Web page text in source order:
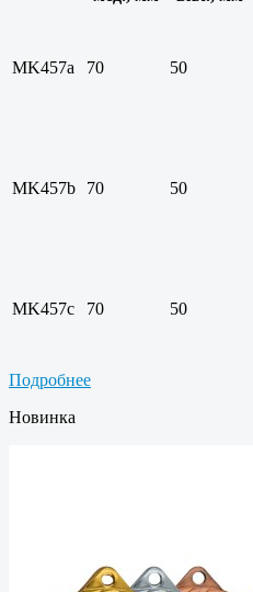
MK457a 70 50
MK457b 70 50
MK457c 70 50
Подробнее
Новинка